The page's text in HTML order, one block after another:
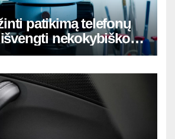
patikimą telefonų
nekokybiško